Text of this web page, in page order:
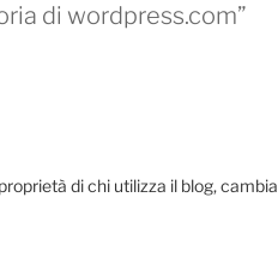
di wordpress.com”
di chi utilizza il blog, cambia